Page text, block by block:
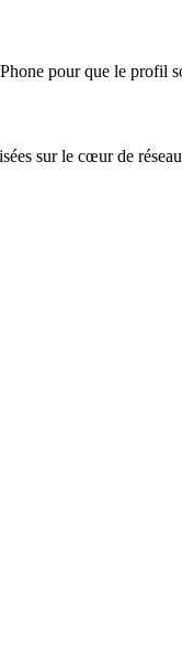
pour que le profil
sur le cœur de